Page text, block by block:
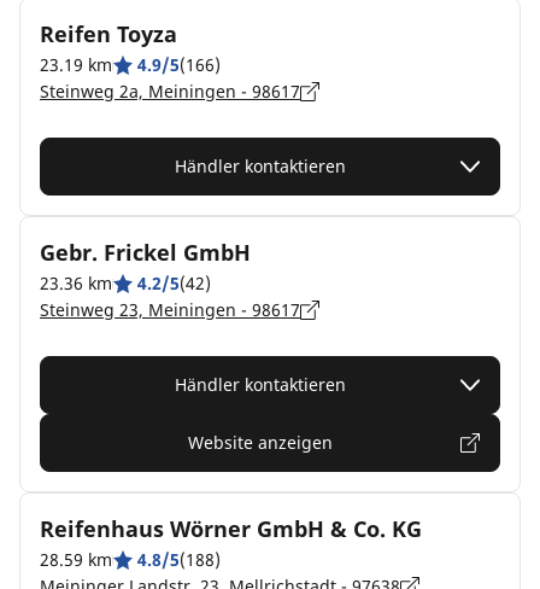
Reifen Toyza
23.19 km 4.9/5(166)
Steinweg 2a, Meiningen - 98617
Händler kontaktieren
Gebr. Frickel GmbH
23.36 km 4.2/5(42)
Steinweg 23, Meiningen - 98617
Händler kontaktieren
Website anzeigen
Reifenhaus Wörner GmbH & Co. KG
28.59 km 4.8/5(188)